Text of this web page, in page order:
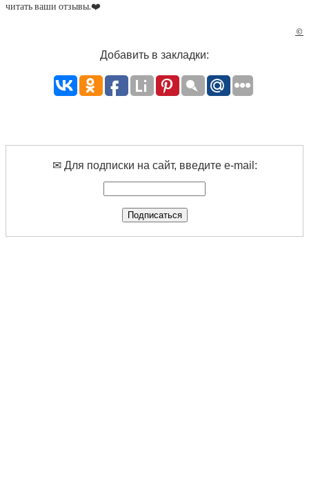
читать ваши отзывы.❤️
©
Добавить в закладки:
✉ Для подписки на сайт, введите e-mail: